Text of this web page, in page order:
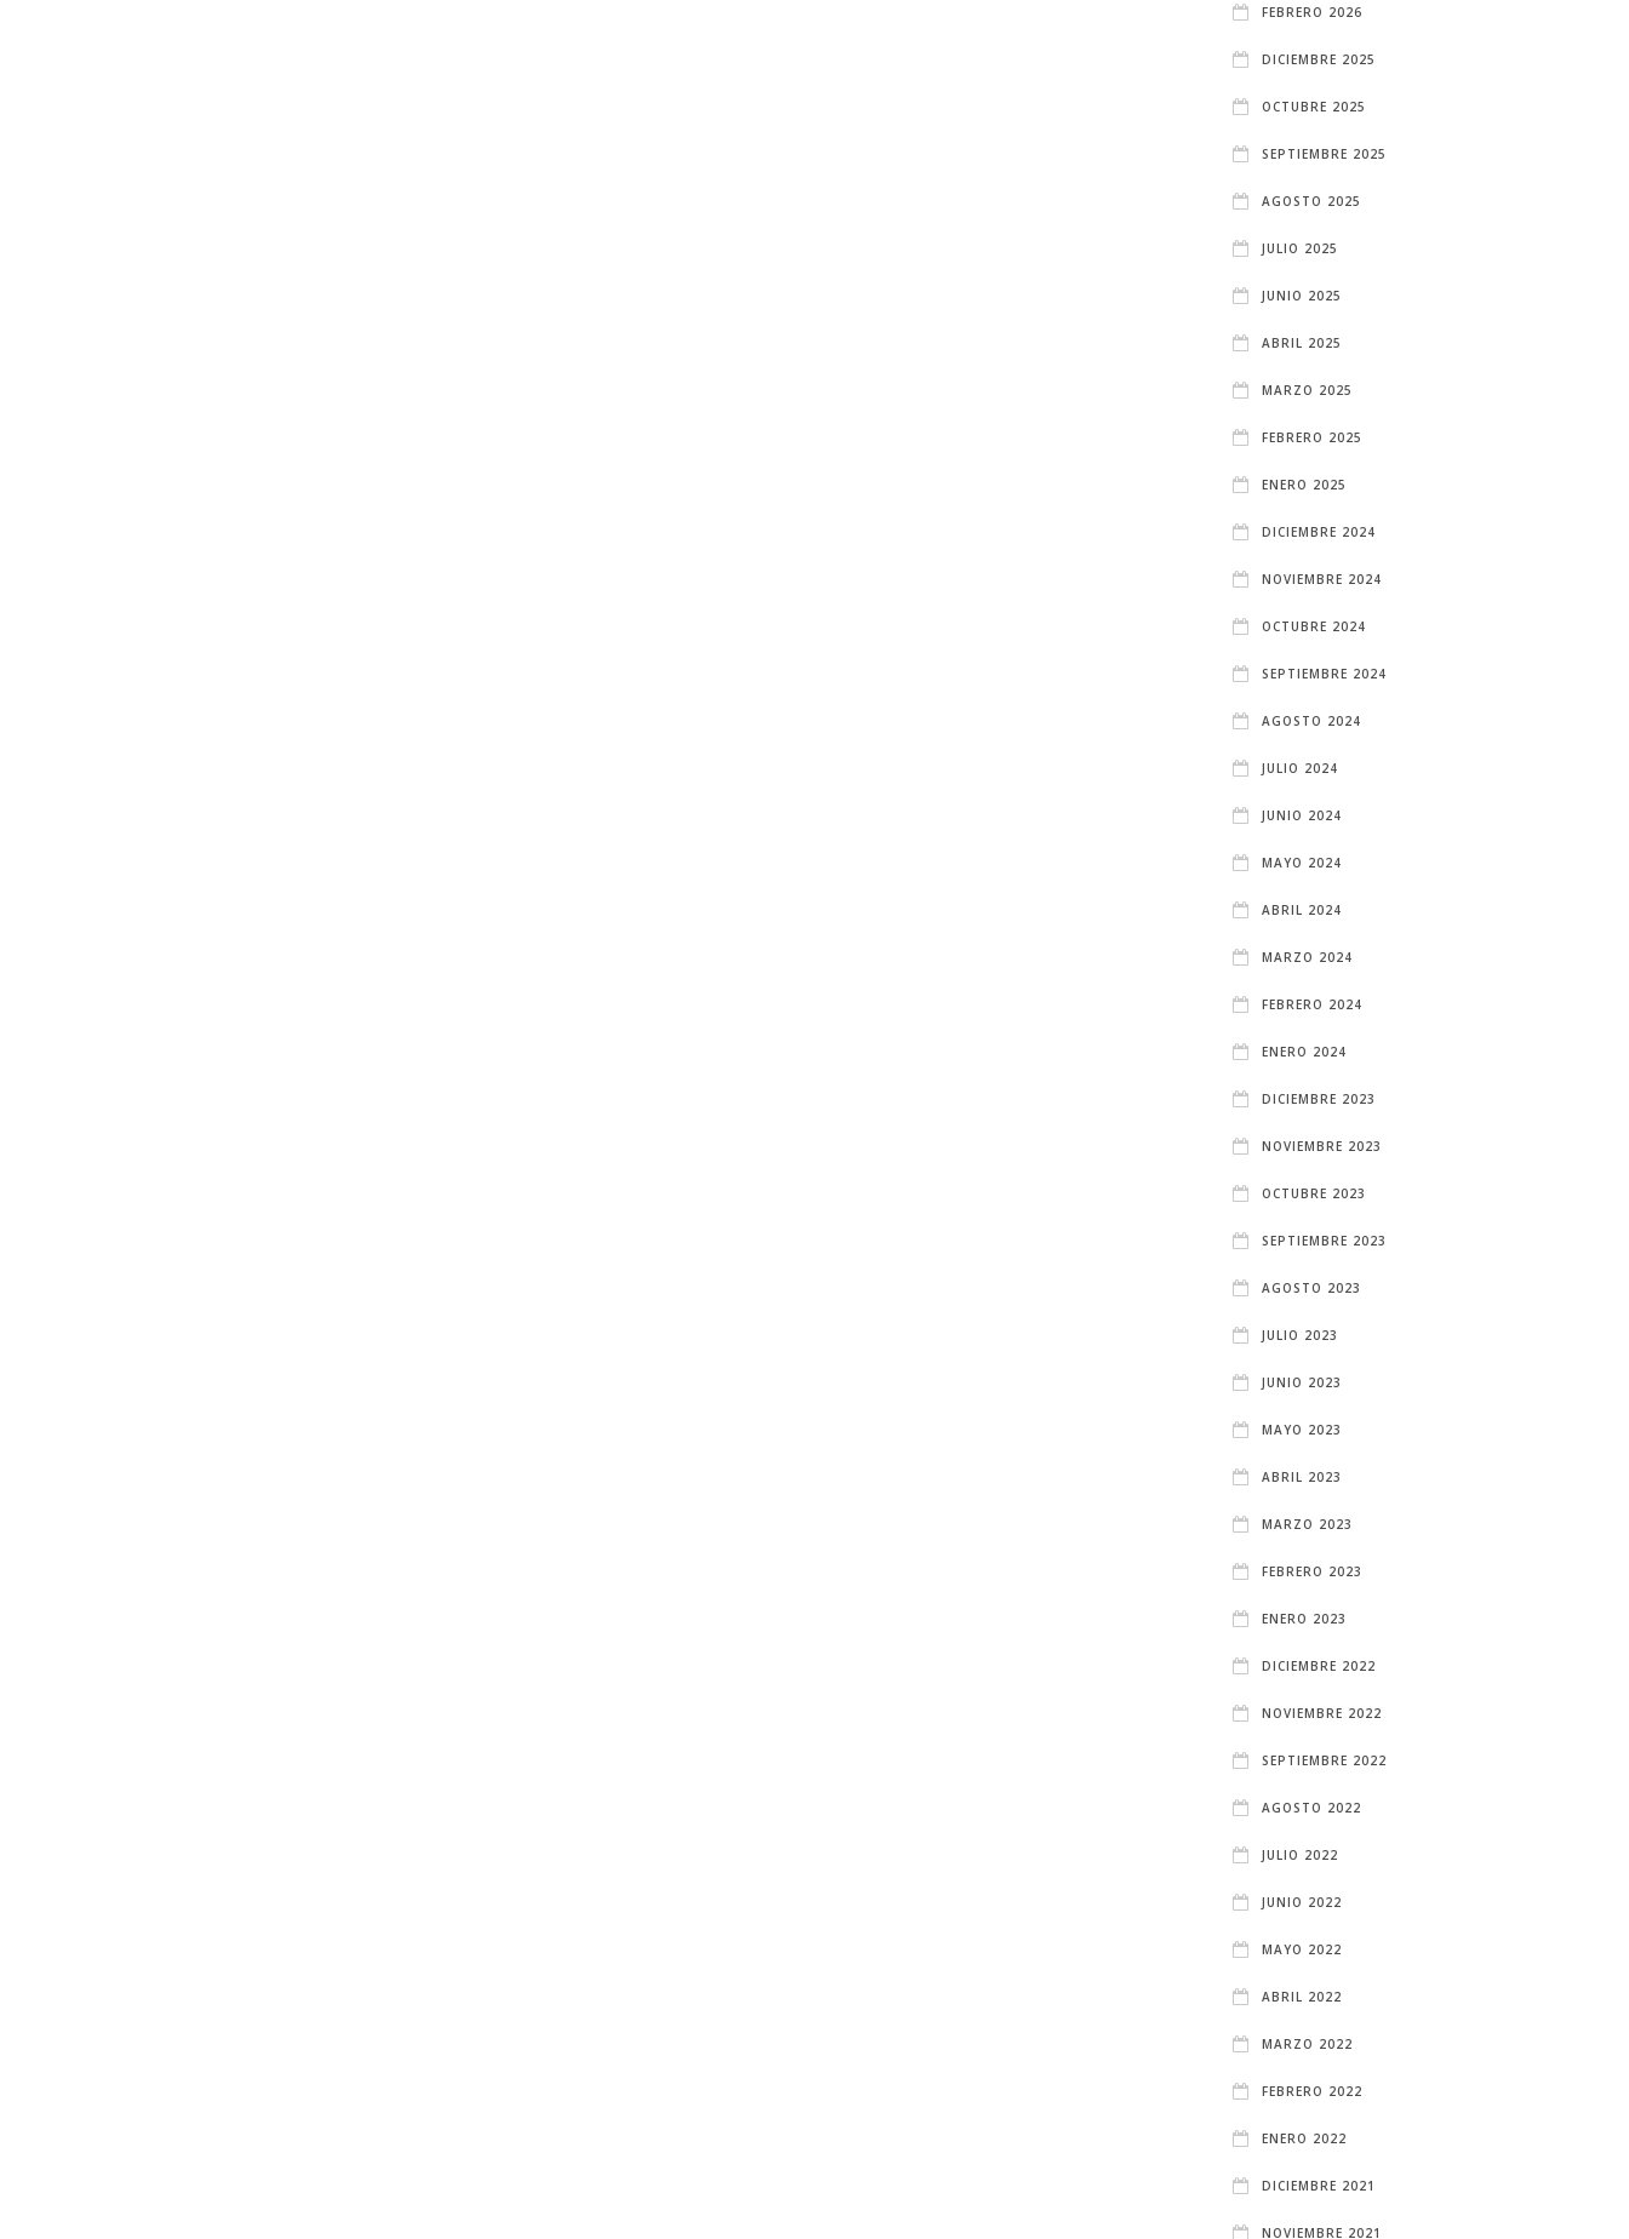
FEBRERO 2026
DICIEMBRE 2025
OCTUBRE 2025
SEPTIEMBRE 2025
AGOSTO 2025
JULIO 2025
JUNIO 2025
ABRIL 2025
MARZO 2025
FEBRERO 2025
ENERO 2025
DICIEMBRE 2024
NOVIEMBRE 2024
OCTUBRE 2024
SEPTIEMBRE 2024
AGOSTO 2024
JULIO 2024
JUNIO 2024
MAYO 2024
ABRIL 2024
MARZO 2024
FEBRERO 2024
ENERO 2024
DICIEMBRE 2023
NOVIEMBRE 2023
OCTUBRE 2023
SEPTIEMBRE 2023
AGOSTO 2023
JULIO 2023
JUNIO 2023
MAYO 2023
ABRIL 2023
MARZO 2023
FEBRERO 2023
ENERO 2023
DICIEMBRE 2022
NOVIEMBRE 2022
SEPTIEMBRE 2022
AGOSTO 2022
JULIO 2022
JUNIO 2022
MAYO 2022
ABRIL 2022
MARZO 2022
FEBRERO 2022
ENERO 2022
DICIEMBRE 2021
NOVIEMBRE 2021